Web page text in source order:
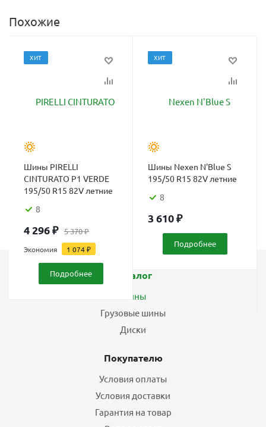
Похожие
ХИТ
Шины PIRELLI
CINTURATO P1 VERDE
195/50 R15 82V летние
8
4 296₽ 5 370₽
Экономия 1 074₽
Подробнее
ХИТ
Шины Nexen N'Blue S
195/50 R15 82V летние
8
3 610₽
Подробнее
Каталог
Шины
Грузовые шины
Диски
Покупателю
Условия оплаты
Условия доставки
Гарантия на товар